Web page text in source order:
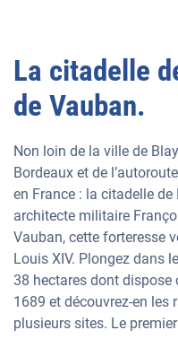
La citadelle
de Vauban.
Non loin de la ville de
Bordeaux et de
en France : la citadelle
architecte militaire
Vauban, cette forteresse
Louis XIV. Plongez dans
38 hectares dont dispose
1689 et découvrez-en les
plusieurs sites. Le